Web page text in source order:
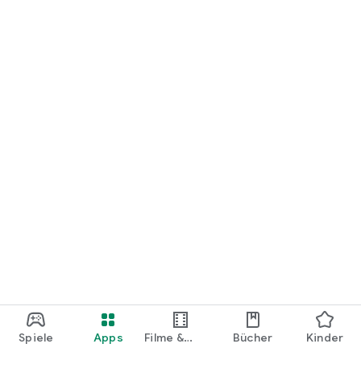
Spiele Apps
Filme &
Bücher Kinder